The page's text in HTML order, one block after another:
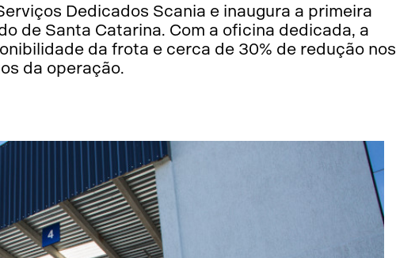
Dedicados Scania e inaugura a primeira
de Santa Catarina. Com a oficina dedicada, a
da frota e cerca de 30% de redução nos
da operação.